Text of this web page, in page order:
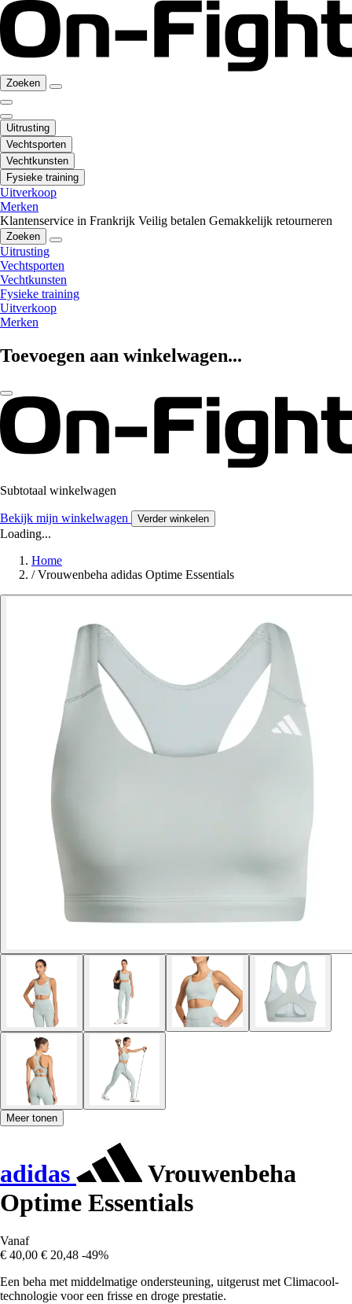
Zoeken
Uitrusting
Vechtsporten
Vechtkunsten
Fysieke training
Uitverkoop
Merken
Klantenservice in Frankrijk Veilig betalen Gemakkelijk retourneren
Zoeken
Uitrusting
Vechtsporten
Vechtkunsten
Fysieke training
Uitverkoop
Merken
Toevoegen aan winkelwagen...
Subtotaal winkelwagen
Bekijk mijn winkelwagen Verder winkelen
Loading...
Home
/ Vrouwenbeha adidas Optime Essentials
Meer tonen
adidas
Vrouwenbeha
Optime Essentials
Vanaf
€ 40,00 € 20,48 -49%
Een beha met middelmatige ondersteuning, uitgerust met Climacool-
technologie voor een frisse en droge prestatie.